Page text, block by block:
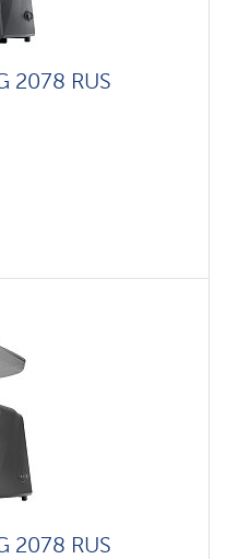
2078 RUS
2078 RUS